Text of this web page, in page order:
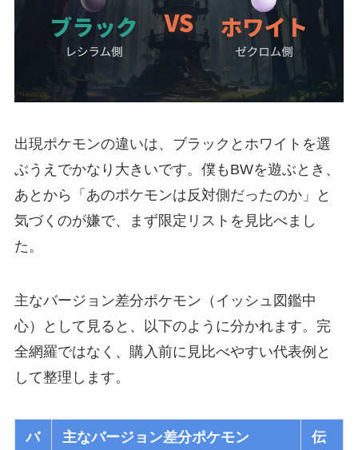
出現ポケモンの違いは、ブラックとホワイトを選
ぶうえでかなり大きいです。僕もBWを遊ぶとき、
あとから「あのポケモンは反対側だったのか」と
気づくのが嫌で、まず限定リストを見比べまし
た。
主なバージョン差分ポケモン（イッシュ図鑑中
心）として見ると、以下のように分かれます。完
全網羅ではなく、購入前に見比べやすい代表例と
して整理します。
バ
主なバージョン差分ポケモン
伝